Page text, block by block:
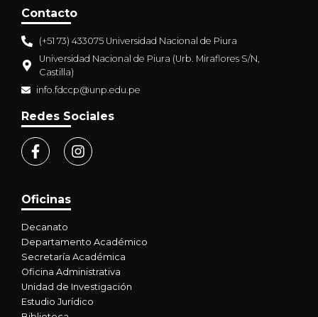
Contacto
(+51 73) 433075 Universidad Nacional de Piura
Universidad Nacional de Piura (Urb. Miraflores S/N,
Castilla)
info.fdccp@unp.edu.pe
Redes Sociales
Oficinas
Decanato
Departamento Académico
Secretaría Académica
Oficina Administrativa
Unidad de Investigación
Estudio Jurídico